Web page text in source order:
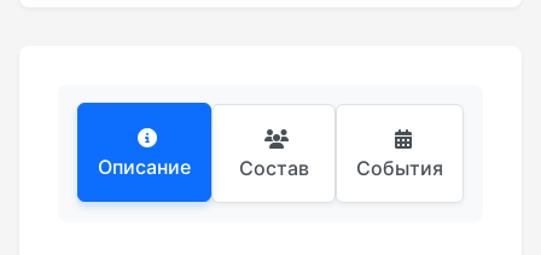
Описание Состав События